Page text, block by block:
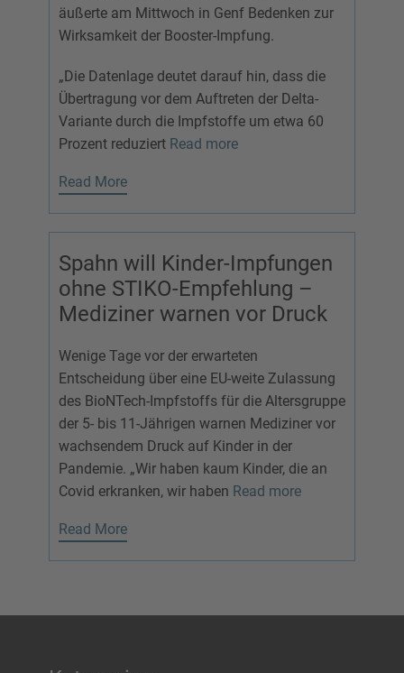
äußerte am Mittwoch in Genf Bedenken zur
Wirksamkeit der Booster-Impfung.
„Die Datenlage deutet darauf hin, dass die
Übertragung vor dem Auftreten der Delta-
Variante durch die Impfstoffe um etwa 60
Prozent reduziert Read more
Read More
Spahn will Kinder-Impfungen
ohne STIKO-Empfehlung –
Mediziner warnen vor Druck
Wenige Tage vor der erwarteten
Entscheidung über eine EU-weite Zulassung
des BioNTech-Impfstoffs für die Altersgruppe
der 5- bis 11-Jährigen warnen Mediziner vor
wachsendem Druck auf Kinder in der
Pandemie. „Wir haben kaum Kinder, die an
Covid erkranken, wir haben Read more
Read More